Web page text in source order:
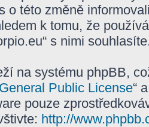
o této změně
k tomu, že
s nimi
na systému phpBB,
General Public License“
pouze
http://